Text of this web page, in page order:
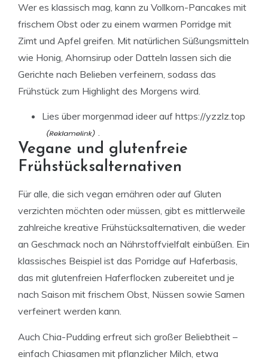
Wer es klassisch mag, kann zu Vollkorn-Pancakes mit
frischem Obst oder zu einem warmen Porridge mit
Zimt und Apfel greifen. Mit natürlichen Süßungsmitteln
wie Honig, Ahornsirup oder Datteln lassen sich die
Gerichte nach Belieben verfeinern, sodass das
Frühstück zum Highlight des Morgens wird.
Lies über morgenmad ideer auf https://yzzlz.top
Vegane und glutenfreie
Frühstücksalternativen
Für alle, die sich vegan ernähren oder auf Gluten
verzichten möchten oder müssen, gibt es mittlerweile
zahlreiche kreative Frühstücksalternativen, die weder
an Geschmack noch an Nährstoffvielfalt einbüßen. Ein
klassisches Beispiel ist das Porridge auf Haferbasis,
das mit glutenfreien Haferflocken zubereitet und je
nach Saison mit frischem Obst, Nüssen sowie Samen
verfeinert werden kann.
Auch Chia-Pudding erfreut sich großer Beliebtheit –
einfach Chiasamen mit pflanzlicher Milch, etwa